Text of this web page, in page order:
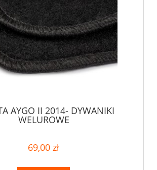
AYGO II 2014- DYWANIKI
WELUROWE
69,00 zł